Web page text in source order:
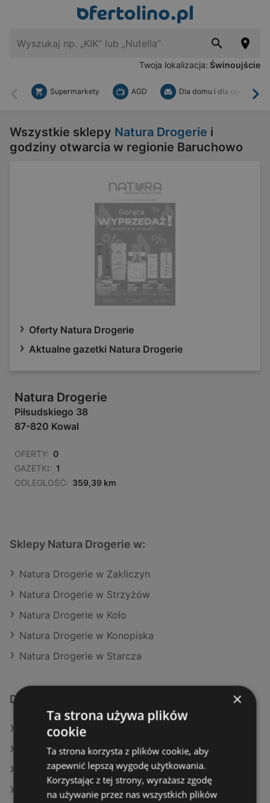
Twoja lokalizacja: Świnoujście
Wstecz
Supermarkety AGD Dla domu i dla ogrodu
Wszystkie sklepy Natura Drogerie i
godziny otwarcia w regionie Baruchowo
Oferty Natura Drogerie
Aktualne gazetki Natura Drogerie
Natura Drogerie
Piłsudskiego 38
87-820 Kowal
OFERTY: 0
GAZETKI: 1
ODLEGŁOŚĆ: 359,39 km
Sklepy Natura Drogerie w:
Natura Drogerie w Zakliczyn
Natura Drogerie w Strzyżów
Natura Drogerie w Koło
Natura Drogerie w Konopiska
Natura Drogerie w Starcza
Dodatkowe łącza
Oferty Natura Drogerie
Oferty Rossmann
Oferty Super-Pharm
Aktualne gazetki Drogeria Jasmin
×
Ta strona używa plików
cookie
Ta strona korzysta z plików cookie, aby
zapewnić lepszą wygodę użytkowania.
Korzystając z tej strony, wyrażasz zgodę
na używanie przez nas wszystkich plików